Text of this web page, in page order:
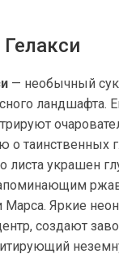
— необычный
ландшафта.
о таинственных
листа украшен
Марса. Яркие
создают